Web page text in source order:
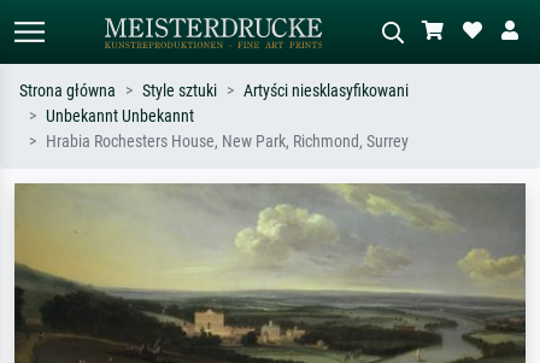
Wyszukiwanie standardowe Wyszukiwanie obrazów AI
impresjonizm, fala Hokusaia, akt.
abstrakcja z czerwienią, ciemny olej,
stojący akt obok drzewa.
Strona główna Style sztuki
Artyści niesklasyfikowani
Unbekannt Unbekannt
Hrabia Rochesters House, New Park, Richmond, Surrey